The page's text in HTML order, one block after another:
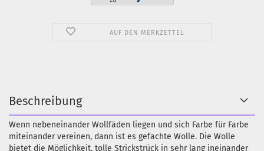
AUF DEN MERKZETTEL
Beschreibung
Wenn nebeneinander Wollfäden liegen und sich Farbe für Farbe
miteinander vereinen, dann ist es gefachte Wolle. Die Wolle
bietet die Möglichkeit, tolle Strickstrück in sehr lang ineinander